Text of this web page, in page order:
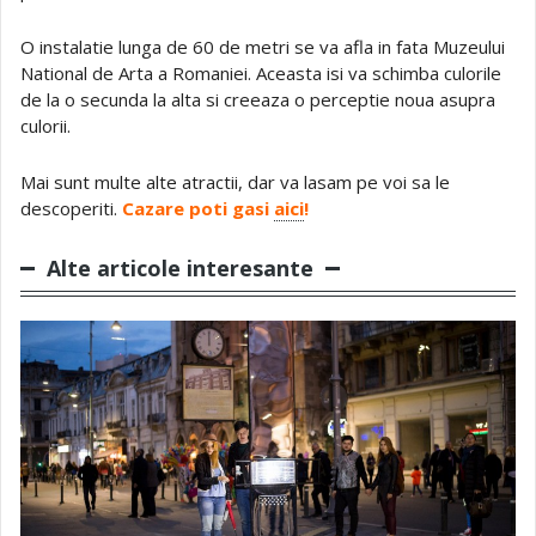
O instalatie lunga de 60 de metri se va afla in fata Muzeului
National de Arta a Romaniei. Aceasta isi va schimba culorile
de la o secunda la alta si creeaza o perceptie noua asupra
culorii.
Mai sunt multe alte atractii, dar va lasam pe voi sa le
descoperiti. Cazare poti gasi aici!
Alte articole interesante